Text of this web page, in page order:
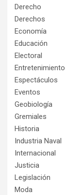
Derecho
Derechos
Economía
Educación
Electoral
Entretenimiento
Espectáculos
Eventos
Geobiología
Gremiales
Historia
Industria Naval
Internacional
Justicia
Legislación
Moda